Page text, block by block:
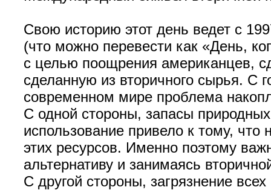
Свою историю этот день ведет с
(что можно перевести как «День,
с целью поощрения американцев,
сделанную из вторичного сырья. С
современном мире проблема
С одной стороны, запасы
использование привело к тому, что
этих ресурсов. Именно поэтому
альтернативу и занимаясь
С другой стороны, загрязнение